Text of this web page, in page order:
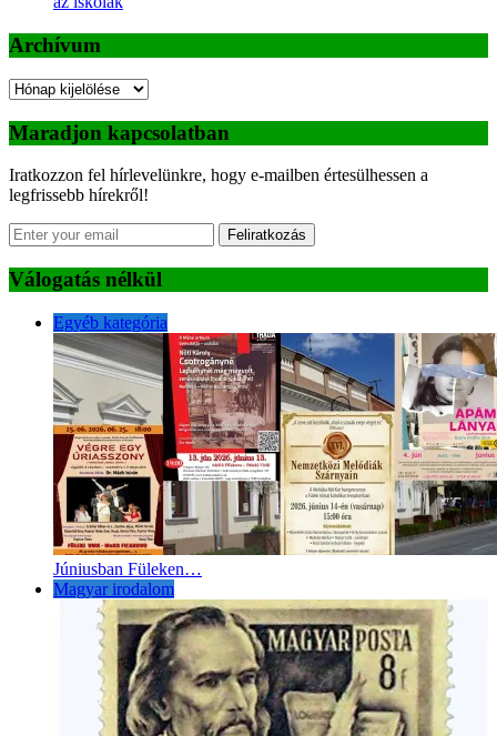
Archívum
Archívum
Maradjon kapcsolatban
Iratkozzon fel hírlevelünkre, hogy e-mailben értesülhessen a
legfrissebb hírekről!
Feliratkozás
Válogatás nélkül
Egyéb kategória
Júniusban Füleken…
Magyar irodalom